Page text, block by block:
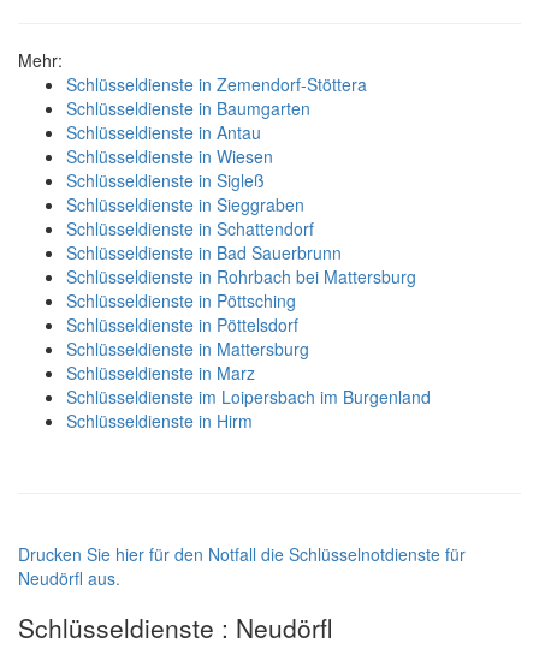
Mehr:
Schlüsseldienste in Zemendorf-Stöttera
Schlüsseldienste in Baumgarten
Schlüsseldienste in Antau
Schlüsseldienste in Wiesen
Schlüsseldienste in Sigleß
Schlüsseldienste in Sieggraben
Schlüsseldienste in Schattendorf
Schlüsseldienste in Bad Sauerbrunn
Schlüsseldienste in Rohrbach bei Mattersburg
Schlüsseldienste in Pöttsching
Schlüsseldienste in Pöttelsdorf
Schlüsseldienste in Mattersburg
Schlüsseldienste in Marz
Schlüsseldienste im Loipersbach im Burgenland
Schlüsseldienste in Hirm
Drucken Sie hier für den Notfall die Schlüsselnotdienste für
Neudörfl aus.
Schlüsseldienste : Neudörfl